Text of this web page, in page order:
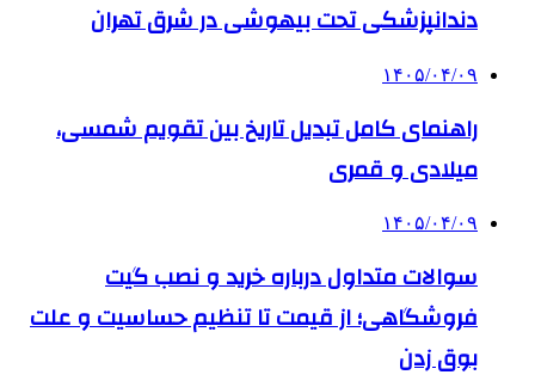
دندانپزشکی تحت بیهوشی در شرق تهران
۱۴۰۵/۰۴/۰۹
راهنمای کامل تبدیل تاریخ بین تقویم شمسی،
میلادی و قمری
۱۴۰۵/۰۴/۰۹
سوالات متداول درباره خرید و نصب گیت
فروشگاهی؛ از قیمت تا تنظیم حساسیت و علت
بوق زدن